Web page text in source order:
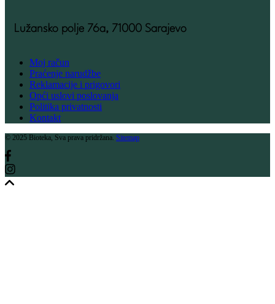
Lužansko polje 76a, 71000 Sarajevo
Moj račun
Praćenje narudžbe
Reklamacije i prigovori
Opći uslovi poslovanja
Politika privatnosti
Kontakt
© 2025 Bioteka, Sva prava pridržana. Sitemap